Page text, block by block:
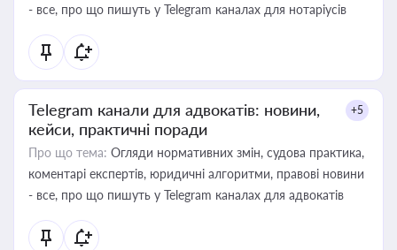
- все, про що пишуть у Telegram каналах для нотаріусів
Telegram канали для адвокатів: новини,
кейси, практичні поради
+5
Про що тема: Огляди нормативних змін, судова практика,
коментарі експертів, юридичні алгоритми, правові новини
- все, про що пишуть у Telegram каналах для адвокатів